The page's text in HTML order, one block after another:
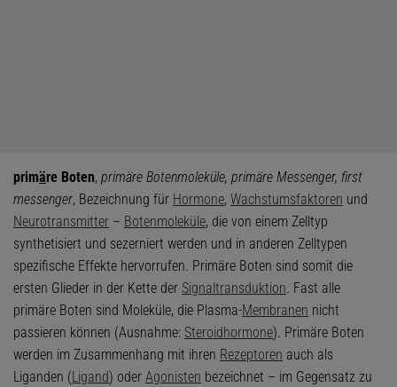
primäre Boten, primäre Botenmoleküle, primäre Messenger, first
messenger, Bezeichnung für Hormone, Wachstumsfaktoren und
Neurotransmitter – Botenmoleküle, die von einem Zelltyp
synthetisiert und sezerniert werden und in anderen Zelltypen
spezifische Effekte hervorrufen. Primäre Boten sind somit die
ersten Glieder in der Kette der Signaltransduktion. Fast alle
primäre Boten sind Moleküle, die Plasma-Membranen nicht
passieren können (Ausnahme: Steroidhormone). Primäre Boten
werden im Zusammenhang mit ihren Rezeptoren auch als
Liganden (Ligand) oder Agonisten bezeichnet – im Gegensatz zu